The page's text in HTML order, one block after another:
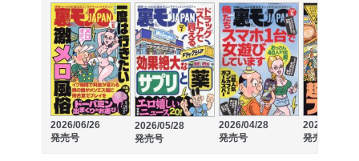
2026/06/26
発売号
2026/05/28
発売号
2026/04/28
発売号
2026/03/27
発売号